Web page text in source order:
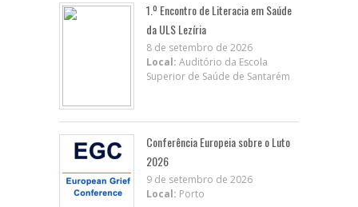
1.º Encontro de Literacia em Saúde
da ULS Lezíria
8 de setembro de 2026
Local: Auditório da Escola
Superior de Saúde de Santarém
Conferência Europeia sobre o Luto
2026
9 de setembro de 2026
Local: Porto